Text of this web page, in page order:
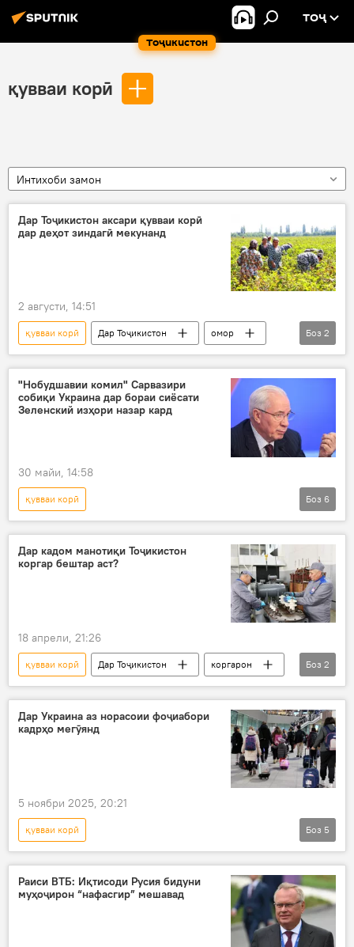
Тоҷикистон
ТОҶ
қувваи корӣ
Интихоби замон
Дар Тоҷикистон аксари қувваи корӣ
дар деҳот зиндагӣ мекунанд
2 августи, 14:51
қувваи корӣ Дар Тоҷикистон
омор
кор
деҳот
Боз 2
"Нобудшавии комил" Сарвазири
собиқи Украина дар бораи сиёсати
Зеленский изҳори назар кард
30 майи, 14:58
қувваи корӣ
Амалиёти вижаи Русия барои ҳимояи Донбасс: охирин хабарҳо
амалиёти вижа
Владимир Зеленский
Боз 6
Дар кадом манотиқи Тоҷикистон
коргар бештар аст?
18 апрели, 21:26
қувваи корӣ Дар Тоҷикистон
коргарон
Иқтисод
Саноат
Боз 2
Дар Украина аз норасоии фоҷиабори
кадрҳо мегӯянд
5 ноябри 2025, 20:21
қувваи корӣ
Амалиёти вижаи Русия барои ҳимояи Донбасс: охирин хабарҳо
Муҳоҷират
Украина
амалиёти вижа
норасоии мутахассис
Боз 5
Раиси ВТБ: Иқтисоди Русия бидуни
муҳоҷирон “нафасгир” мешавад